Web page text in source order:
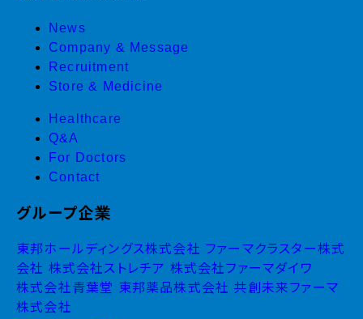
News
Company & Message
Recruitment
Store & Medicine
Healthcare
Q&A
For Doctors
Contact
グループ企業
東邦ホールディングス株式会社 ファーマクラスター株式
会社 株式会社ストレチア 株式会社ファーマダイワ
株式会社青葉堂 東邦薬品株式会社 共創未来ファーマ
株式会社